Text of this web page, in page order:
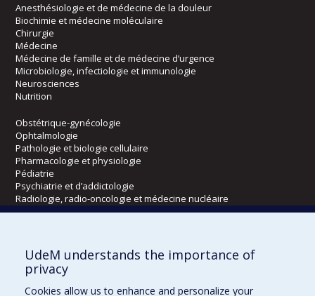
Anesthésiologie et de médecine de la douleur
Biochimie et médecine moléculaire
Chirurgie
Médecine
Médecine de famille et de médecine d’urgence
Microbiologie, infectiologie et immunologie
Neurosciences
Nutrition
Obstétrique-gynécologie
Ophtalmologie
Pathologie et biologie cellulaire
Pharmacologie et physiologie
Pédiatrie
Psychiatrie et d’addictologie
Radiologie, radio-oncologie et médecine nucléaire
Écoles
Kinésiologie et des sciences de l’activité physique
Orthophonie et audiologie
Réadaptation
UdeM understands the importance of
privacy
Cookies allow us to enhance and personalize your